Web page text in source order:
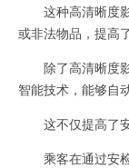
这种高清晰度影
或非法物品，提高
除了高清晰度影
智能技术，能够自
这不仅提高了安
乘客在通过安检